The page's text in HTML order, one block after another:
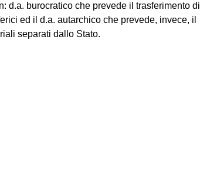
d.a. burocratico che prevede il trasferimento di
ed il d.a. autarchico che prevede, invece, il
separati dallo Stato.